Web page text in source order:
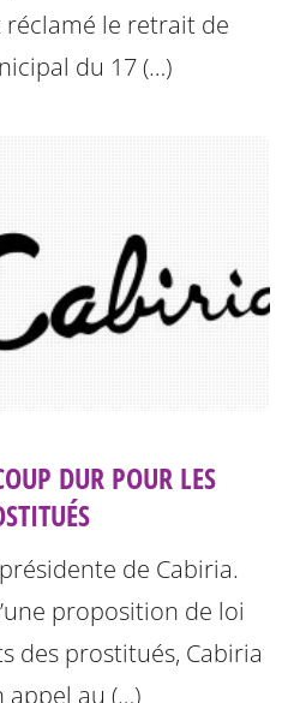
réclamé le retrait de
du 17 (…)
DUR POUR LES
de Cabiria.
proposition de loi
des prostitués, Cabiria
appel au (…)